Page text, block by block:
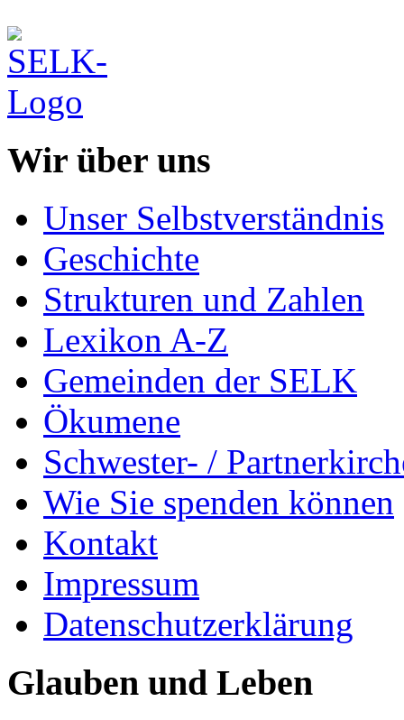
Wir über uns
Unser Selbstverständnis
Geschichte
Strukturen und Zahlen
Lexikon A-Z
Gemeinden der SELK
Ökumene
Schwester- /
Wie Sie spenden können
Kontakt
Impressum
Datenschutzerklärung
Glauben und Leben